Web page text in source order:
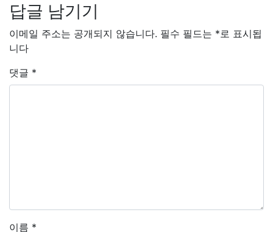
답글 남기기
이메일 주소는 공개되지 않습니다. 필수 필드는 *로 표시됩
니다
댓글 *
이름 *